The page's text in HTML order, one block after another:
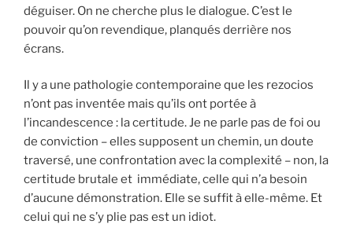
déguiser. On ne cherche plus le dialogue. C’est le
pouvoir qu’on revendique, planqués derrière nos
écrans.
Il y a une pathologie contemporaine que les rezocios
n’ont pas inventée mais qu’ils ont portée à
l’incandescence : la certitude. Je ne parle pas de foi ou
de conviction – elles supposent un chemin, un doute
traversé, une confrontation avec la complexité – non, la
certitude brutale et immédiate, celle qui n’a besoin
d’aucune démonstration. Elle se suffit à elle-même. Et
celui qui ne s’y plie pas est un idiot.